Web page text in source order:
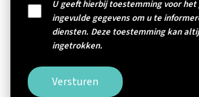
U geeft hierbij toestemming voor het
ingevulde gegevens om u te
diensten. Deze toestemming kan
ingetrokken.
Versturen